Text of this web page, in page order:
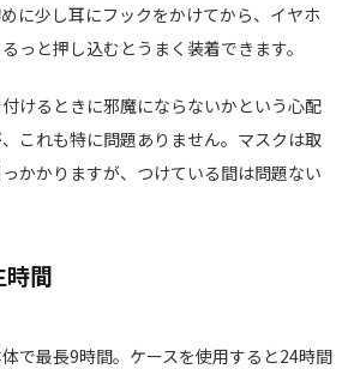
に少し耳にフックをかけてから、イヤホ
っと押し込むとうまく装着できます。
けるときに邪魔にならないかという心配
これも特に問題ありません。マスクは取
かかりますが、つけている間は問題ない
間
で最長9時間。ケースを使用すると24時間